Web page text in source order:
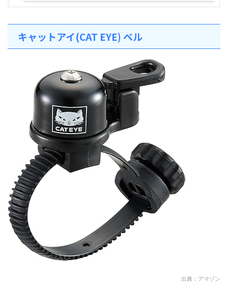
キャットアイ(CAT EYE) ベル
出典：アマゾン